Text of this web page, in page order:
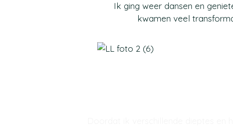
Ik ging weer dansen en
kwamen veel